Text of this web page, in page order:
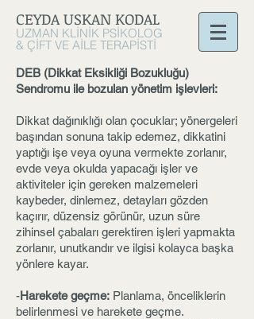
CEYDA USKANKODAL
UZMAN KLİNİK PSİKOLOG
& ÇİFT VE AİLE TERAPİSTİ
DEB (Dikkat Eksikliği Bozukluğu)
Sendromu ile bozulan yönetim işlevleri:
Dikkat dağınıklığı olan çocuklar; yönergeleri
başından sonuna takip edemez, dikkatini
yaptığı işe veya oyuna vermekte zorlanır,
evde veya okulda yapacağı işler ve
aktiviteler için gereken malzemeleri
kaybeder, dinlemez, detayları gözden
kaçırır, düzensiz görünür, uzun süre
zihinsel çabaları gerektiren işleri yapmakta
zorlanır, unutkandır ve ilgisi kolayca başka
yönlere kayar.
-Harekete geçme: Planlama, önceliklerin
belirlenmesi ve harekete geçme.